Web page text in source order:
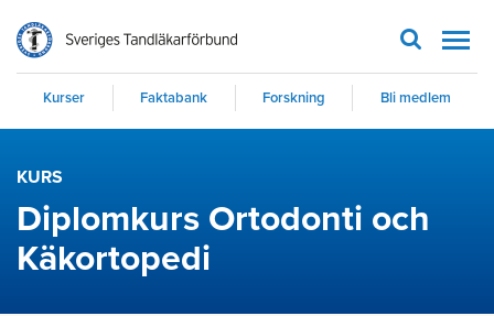
Kurser Faktabank Forskning Bli medlem
KURS
Diplomkurs Ortodonti och
Käkortopedi